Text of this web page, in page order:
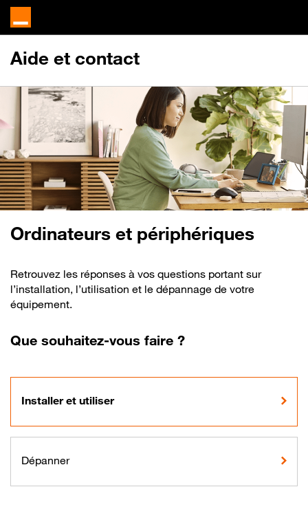
Aide et contact
Ordinateurs et périphériques
Retrouvez les réponses à vos questions portant sur
l’installation, l’utilisation et le dépannage de votre
équipement.
Que souhaitez-vous faire ?
Installer et utiliser
Dépanner